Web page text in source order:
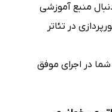
منبع آموزشی
در تئاتر
در اجرای موفق